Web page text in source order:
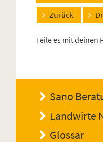
Zurück
Teile es mit deinen
Sano
Landwirte
Glossar